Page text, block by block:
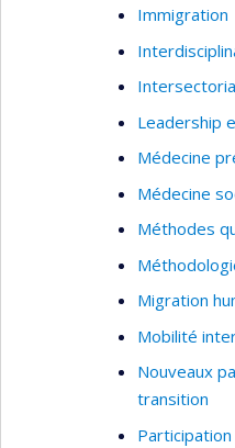
Immigration
Leadership
Médecine
Médecine
Méthodes
Migration
Mobilité
Nouveaux
transition